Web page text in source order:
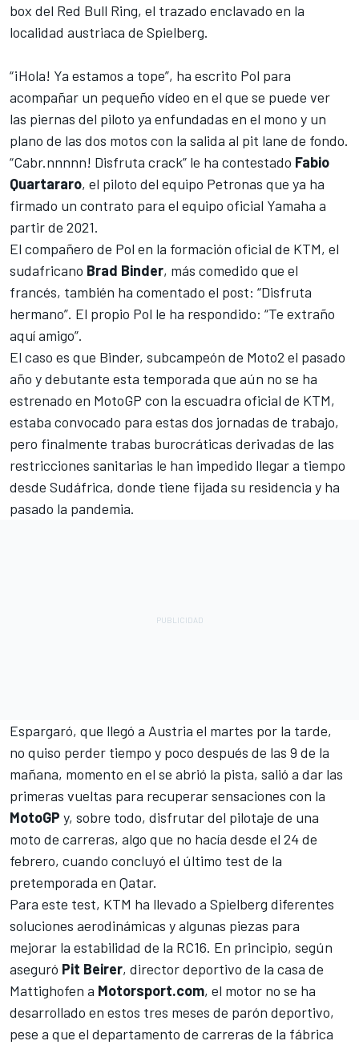
box del Red Bull Ring, el trazado enclavado en la
localidad austriaca de Spielberg.
“¡Hola! Ya estamos a tope”, ha escrito Pol para
acompañar un pequeño vídeo en el que se puede ver
las piernas del piloto ya enfundadas en el mono y un
plano de las dos motos con la salida al pit lane de fondo.
“Cabr.nnnnn! Disfruta crack” le ha contestado Fabio
Quartararo, el piloto del equipo Petronas que ya ha
firmado un contrato para el equipo oficial Yamaha a
partir de 2021.
El compañero de Pol en la formación oficial de KTM, el
sudafricano Brad Binder, más comedido que el
francés, también ha comentado el post: “Disfruta
hermano”. El propio Pol le ha respondido: “Te extraño
aquí amigo”.
El caso es que Binder, subcampeón de Moto2 el pasado
año y debutante esta temporada que aún no se ha
estrenado en MotoGP con la escuadra oficial de KTM,
estaba convocado para estas dos jornadas de trabajo,
pero finalmente trabas burocráticas derivadas de las
restricciones sanitarias le han impedido llegar a tiempo
desde Sudáfrica, donde tiene fijada su residencia y ha
pasado la pandemia.
Espargaró, que llegó a Austria el martes por la tarde,
no quiso perder tiempo y poco después de las 9 de la
mañana, momento en el se abrió la pista, salió a dar las
primeras vueltas para recuperar sensaciones con la
MotoGP y, sobre todo, disfrutar del pilotaje de una
moto de carreras, algo que no hacía desde el 24 de
febrero, cuando concluyó el último test de la
pretemporada en Qatar.
Para este test, KTM ha llevado a Spielberg diferentes
soluciones aerodinámicas y algunas piezas para
mejorar la estabilidad de la RC16. En principio, según
aseguró Pit Beirer, director deportivo de la casa de
Mattighofen a Motorsport.com, el motor no se ha
desarrollado en estos tres meses de parón deportivo,
pese a que el departamento de carreras de la fábrica